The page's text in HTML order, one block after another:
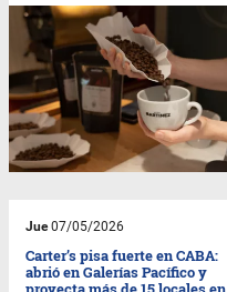
Jue07/05/2026
Carter’s pisa fuerte en CABA:
abrió en Galerías Pacífico y